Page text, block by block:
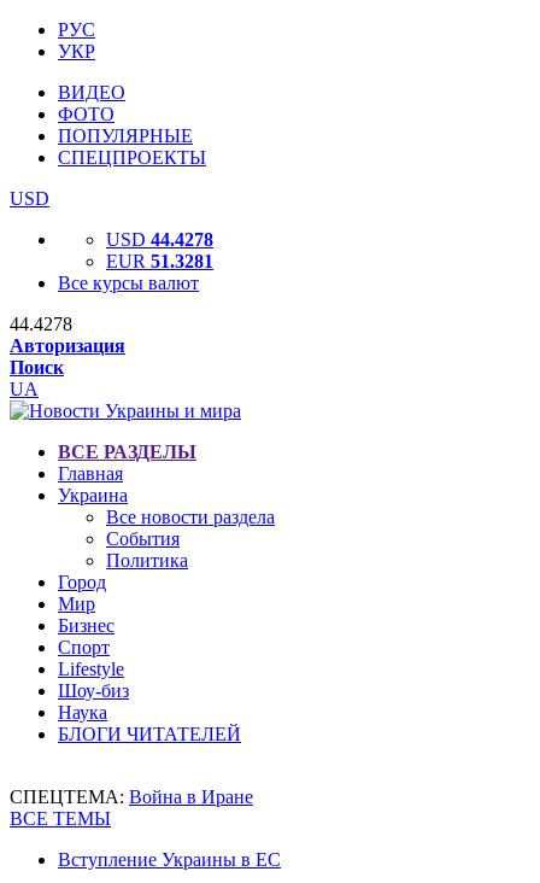
РУС
УКР
ВИДЕО
ФОТО
ПОПУЛЯРНЫЕ
СПЕЦПРОЕКТЫ
USD
USD 44.4278
EUR 51.3281
Все курсы валют
44.4278
Авторизация
Поиск
UA
ВСЕ РАЗДЕЛЫ
Главная
Украина
Все новости раздела
События
Политика
Город
Мир
Бизнес
Спорт
Lifestyle
Шоу-биз
Наука
БЛОГИ ЧИТАТЕЛЕЙ
СПЕЦТЕМА: Война в Иране
ВСЕ ТЕМЫ
Вступление Украины в ЕС